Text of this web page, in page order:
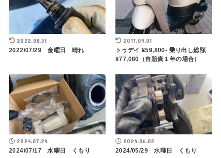
2022.08.31
2022/07/29 金曜日 晴れ
2017.09.01
トゥデイ ¥59,800- 乗り出し総額
¥77,080（自賠責１年の場合）
2024.07.24
2024/07/17 水曜日 くもり
2024.06.02
2024/05/29 水曜日 くもり